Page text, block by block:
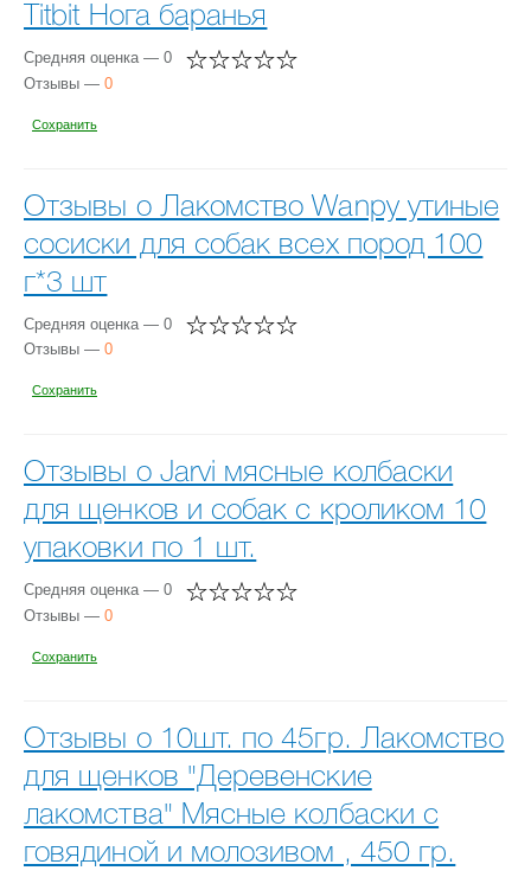
Titbit Нога баранья
Средняя оценка — 0
Отзывы — 0
Сохранить
Отзывы о Лакомство Wanpy утиные
сосиски для собак всех пород 100
г*3 шт
Средняя оценка — 0
Отзывы — 0
Сохранить
Отзывы о Jarvi мясные колбаски
для щенков и собак с кроликом 10
упаковки по 1 шт.
Средняя оценка — 0
Отзывы — 0
Сохранить
Отзывы о 10шт. по 45гр. Лакомство
для щенков "Деревенские
лакомства" Мясные колбаски с
говядиной и молозивом , 450 гр.